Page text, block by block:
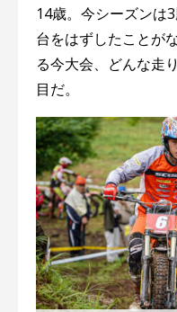
14歳。今シーズンは
台をはずしたことが
る今大会、どんな走
目だ。